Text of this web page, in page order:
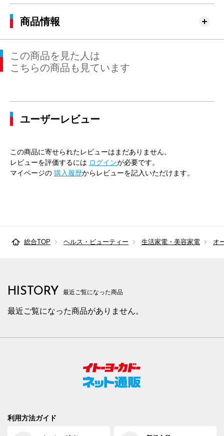
商品情報
この商品を見た人は
こちらの商品も見ています
ユーザーレビュー
この商品に寄せられたレビューはまだありません。
レビューを評価するには ログインが必要です。
マイページの 購入履歴からレビューを記入いただけます。
総合TOP ヘルス・ビューティー 生活家電・美容家電 オ
HISTORY 最近ご覧になった商品
最近ご覧になった商品がありません。
利用方法ガイド